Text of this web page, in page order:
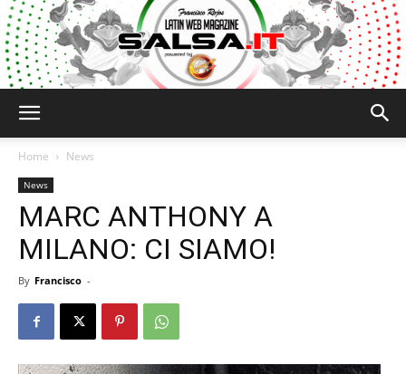
Home News
News
MARC ANTHONY A
MILANO: CI SIAMO!
By Francisco -